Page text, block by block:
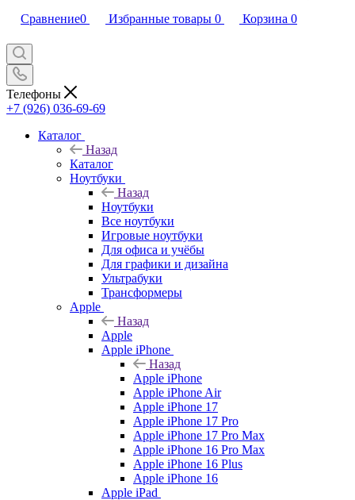
Сравнение0 Избранные товары 0 Корзина 0
Телефоны
+7 (926) 036-69-69
Каталог
Назад
Каталог
Ноутбуки
Назад
Ноутбуки
Все ноутбуки
Игровые ноутбуки
Для офиса и учёбы
Для графики и дизайна
Ультрабуки
Трансформеры
Apple
Назад
Apple
Apple iPhone
Назад
Apple iPhone
Apple iPhone Air
Apple iPhone 17
Apple iPhone 17 Pro
Apple iPhone 17 Pro Max
Apple iPhone 16 Pro Max
Apple iPhone 16 Plus
Apple iPhone 16
Apple iPad